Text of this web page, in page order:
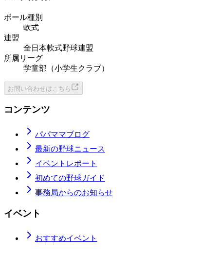
ボール種別
軟式
連盟
全日本軟式野球連盟
所属リーグ
学童部（小学生クラブ）
お問い合わせはこちら
コンテンツ
パパママブログ
最新の野球ニュース
イベントレポート
初めての野球ガイド
事務局からのお知らせ
イベント
おすすめイベント